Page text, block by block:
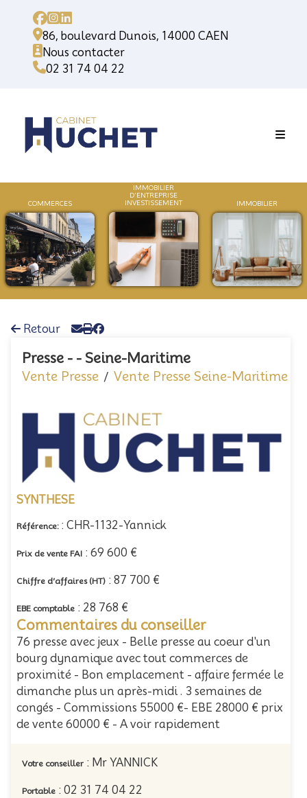
86, boulevard Dunois, 14000 CAEN
Nous contacter
02 31 74 04 22
COMMERCES
IMMOBILIER
D'ENTREPRISE
INVESTISSEMENT
Retour
Presse - - Seine-Maritime
Vente Presse / Vente Presse Seine-Maritime
SYNTHESE
Référence: : CHR-1132-Yannick
Prix de vente FAI : 69 600 €
Chiffre d’affaires (HT) : 87 700 €
EBE comptable : 28 768 €
Commentaires du conseiller
76 presse avec jeux - Belle presse au coeur d'un
bourg dynamique avec tout commerces de
proximité - Bon emplacement - affaire fermée le
dimanche plus un après-midi . 3 semaines de
congés - Commissions 55000 €- EBE 28000 € prix
de vente 60000 € - A voir rapidement
Votre conseiller : Mr YANNICK
Portable : 02 31 74 04 22